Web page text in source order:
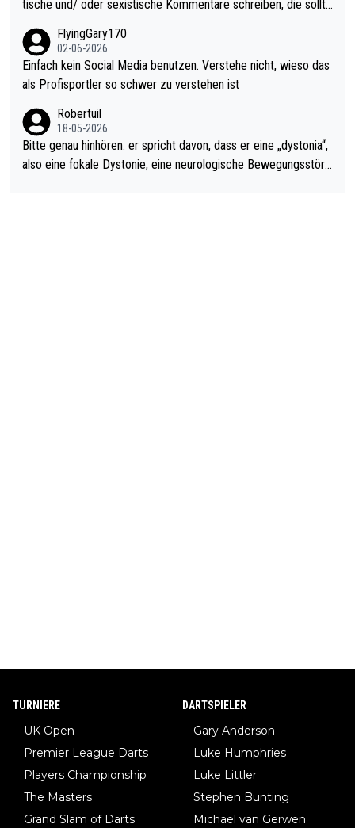
gas) antun würde, wenn er doch eigentlich die PDC-WM als Zi
el hat.
tische und/ oder sexistische Kommentare schreiben, die sollte
s Leben in den Griff kriegen. Nur eins wundert mich: Luke Little
r war doch neulich erst derjenige, der über Social Media GvV p
rovoziert hat. Und Littlers Mutter schießt öfters mal gegen Ric
FlyingGary170
02-06-2026
Einfach kein Social Media benutzen. Verstehe nicht, wieso das
als Profisportler so schwer zu verstehen ist
Robertuil
18-05-2026
Bitte genau hinhören: er spricht davon, dass er eine „dystonia“,
also eine fokale Dystonie, eine neurologische Bewegungsstöru
TURNIERE
UK Open
Premier League Darts
Players Championship
The Masters
Grand Slam of Darts
DARTSPIELER
Gary Anderson
Luke Humphries
Luke Littler
Stephen Bunting
Michael van Gerwen